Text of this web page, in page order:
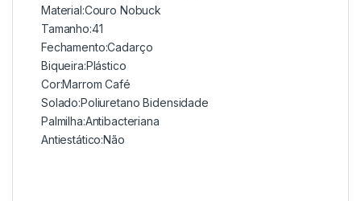
Material:Couro Nobuck
Tamanho:41
Fechamento:Cadarço
Biqueira:Plástico
Cor:Marrom Café
Solado:Poliuretano Bidensidade
Palmilha:Antibacteriana
Antiestático:Não